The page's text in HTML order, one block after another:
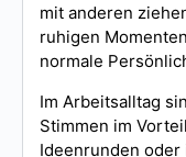
mit anderen
ruhigen
normale
Im Arbeitsalltag
Stimmen im
Ideenrunden oder